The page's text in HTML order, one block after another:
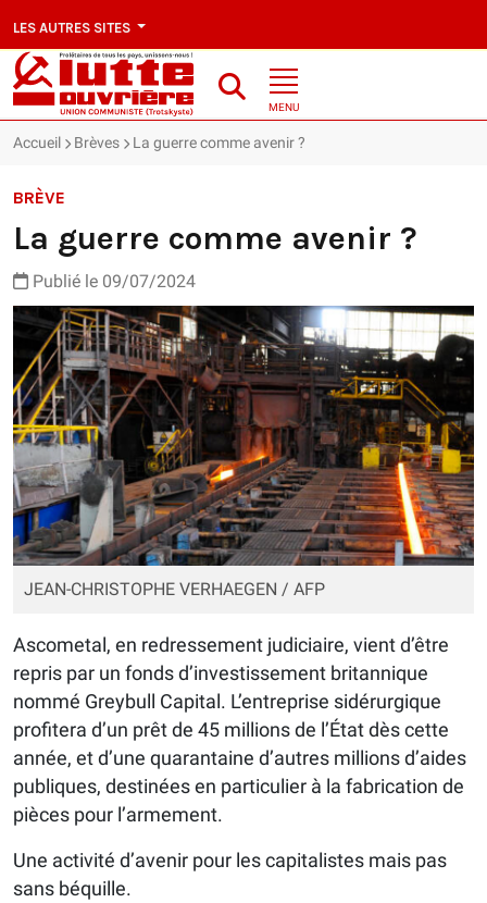
LES AUTRES SITES
MENU
Accueil Brèves La guerre comme avenir ?
BRÈVE
La guerre comme avenir ?
Publié le 09/07/2024
JEAN-CHRISTOPHE VERHAEGEN / AFP
Ascometal, en redressement judiciaire, vient d’être
repris par un fonds d’investissement britannique
nommé Greybull Capital. L’entreprise sidérurgique
profitera d’un prêt de 45 millions de l’État dès cette
année, et d’une quarantaine d’autres millions d’aides
publiques, destinées en particulier à la fabrication de
pièces pour l’armement.
Une activité d’avenir pour les capitalistes mais pas
sans béquille.